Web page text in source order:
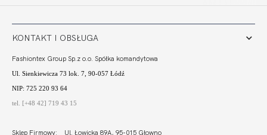
KONTAKT I OBSŁUGA
Fashiontex Group Sp.z o.o. Spółka komandytowa
Ul. Sienkiewicza 73 lok. 7, 90-057 Łódź
NIP: 725 220 93 64
tel. [+48 42] 719 43 15
Sklep Firmowy: Ul. Łowicka 89A, 95-015 Głowno